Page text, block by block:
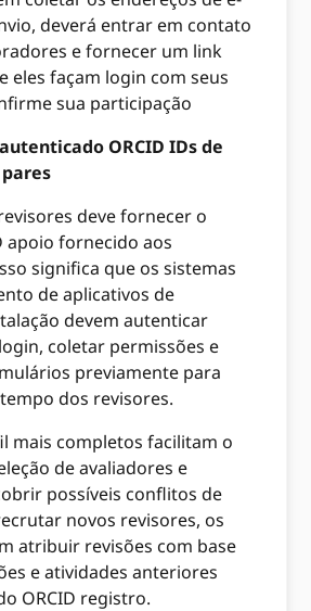
deverá entrar em contato
e fornecer um link
eles façam login com seus
sua participação
ORCID IDs de
deve fornecer o
apoio fornecido aos
significa que os sistemas
de aplicativos de
devem autenticar
coletar permissões e
previamente para
dos revisores.
mais completos facilitam o
de avaliadores e
possíveis conflitos de
novos revisores, os
atribuir revisões com base
e atividades anteriores
ORCID registro.